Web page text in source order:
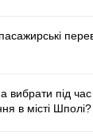
вибрати під
в місті Шполі?